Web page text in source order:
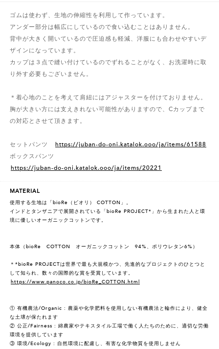
ゴムは使わず、生地の伸縮性を利用して作っています。
アンダー部分は幅広にしているので食い込むことはありません。
背中が大きく開いているので圧迫感も軽減、洋服にも合わせやすいデ
ザインになっています。
カップは３点で縫い付けているのでずれることがなく、お洗濯時に取
り外す必要もございません。
＊着心地のことを考えて肩紐にはアジャスターを付けておりません。
胸が大きい方には支えきれない可能性がありますので、Cカップまで
の対応とさせて頂きます。
セットパンツ
https://juban-do-oni.katalok.ooo/ja/items/61588
ボックスパンツ
https://juban-do-oni.katalok.ooo/ja/items/20221
MATERIAL
使用する生地は「bioRe（ビオリ） COTTON」。
インドとタンザニアで展開されている「bioRe PROJECT*」から生まれた人と環
境に優しいオーガニックコットンです。
本体（bioRe COTTON オーガニックコットン 94%、ポリウレタン6%）
＊*bioRe PROJECTは世界で最も大規模かつ、先進的なプロジェクトのひとつと
して知られ、数々の国際的な賞を受賞しています。
https://www.panoco.co.jp/bioRe_COTTON.html
① 有機農法/Organic : 農薬や化学肥料を使用しない有機農法と輪作により、健全
な土壌が保たれます
② 公正/Fairness : 綿農家やテキスタイル工場で働く人たちのために、適切な労働
環境を提供しています
③ 環境/Ecology : 自然環境に配慮し、有害な化学物質を使用しません